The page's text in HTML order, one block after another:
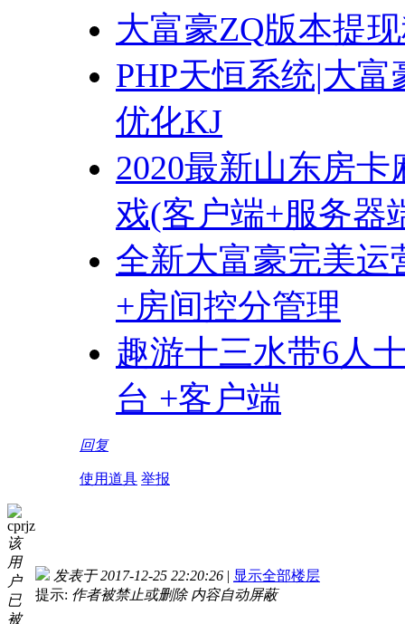
大富豪ZQ版本提
PHP天恒系统|大
优化KJ
2020最新山东房卡
戏(客户端+服务器
全新大富豪完美运
+房间控分管理
趣游十三水带6人
台 +客户端
回复
使用道具 举报
cprjz
该
用
户
已
被
发表于 2017-12-25 22:20:26 | 显示全部楼层
提示: 作者被禁止或删除 内容自动屏蔽